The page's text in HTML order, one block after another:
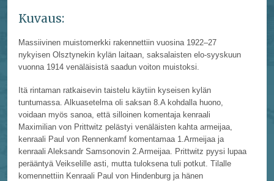
Kuvaus:
Massiivinen muistomerkki rakennettiin vuosina 1922–27
nykyisen Olsztynekin kylän laitaan, saksalaisten elo-syyskuun
vuonna 1914 venäläisistä saadun voiton muistoksi.
Itä rintaman ratkaisevin taistelu käytiin kyseisen kylän
tuntumassa. Alkuasetelma oli saksan 8.A kohdalla huono,
voidaan myös sanoa, että silloinen komentaja kenraali
Maximilian von Prittwitz pelästyi venäläisten kahta armeijaa,
kenraali Paul von Rennenkamf komentamaa 1.Armeijaa ja
kenraali Aleksandr Samsonovin 2.Armeijaa. Prittwitz pyysi lupaa
perääntyä Veikselille asti, mutta tuloksena tuli potkut. Tilalle
komennettiin Kenraali Paul von Hindenburg ja hänen